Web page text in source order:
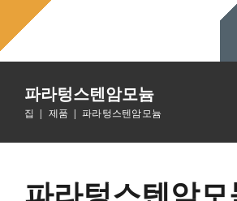
츠
뛰
파라텅스텐암모늄
집 제품 파라텅스텐암모늄